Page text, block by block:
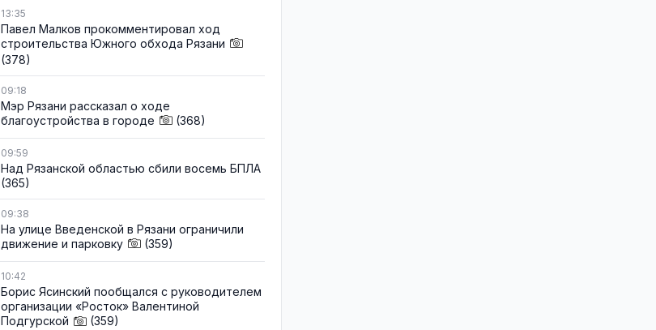
13:35
Павел Малков прокомментировал ход
строительства Южного обхода Рязани
(378)
09:18
Мэр Рязани рассказал о ходе
благоустройства в городе
(368)
09:59
Над Рязанской областью сбили восемь БПЛА
(365)
09:38
На улице Введенской в Рязани ограничили
движение и парковку
(359)
10:42
Борис Ясинский пообщался с руководителем
организации «Росток» Валентиной
Подгурской
(359)